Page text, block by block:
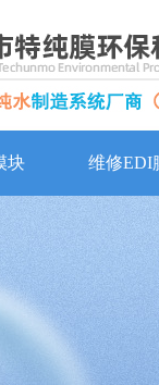
块 维修EDI